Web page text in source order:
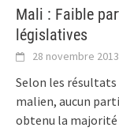
Mali : Faible
législatives
28 novembre 2013
Selon les
malien, aucun
obtenu la majorité